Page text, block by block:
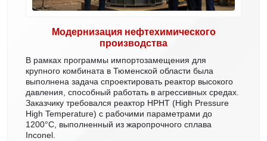
температурах, и вы планируетекупить
серийные модели, так и разработку уникального
аппарата по вашему техническому заданию. Наши
инженеры учтут все параметры вашего процесса
— от характеристик сырья до требований к
конечному продукту, — чтобы создать
максимально эффективное решение. Свяжитесь с
нами для получения технической консультации и
точного расчета стоимости.
Модернизация нефтехимического
производства
В рамках программы импортозамещения для
крупного комбината в Тюменской области была
выполнена задача спроектировать реактор высокого
давления, способный работать в агрессивных средах.
Заказчику требовался реактор HPHT (High Pressure
High Temperature) с рабочими параметрами до
1200°C, выполненный из жаропрочного сплава
Inconel.